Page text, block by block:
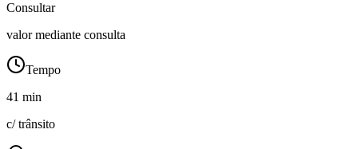
Consultar
valor mediante consulta
Tempo
41 min
c/ trânsito